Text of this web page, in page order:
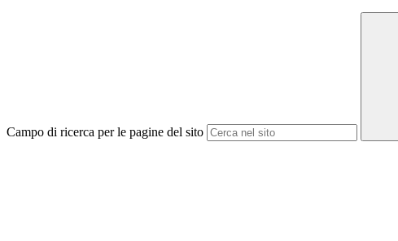
Campo di ricerca per le pagine del sito